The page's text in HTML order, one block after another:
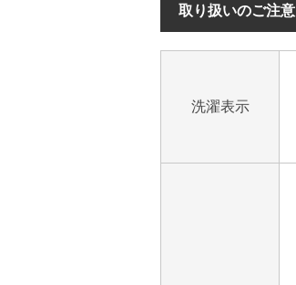
取り扱いのご注意
洗濯表示